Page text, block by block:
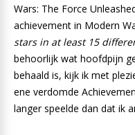
Wars: The Force
achievement in Modern
stars in at least 15
behoorlijk wat hoofdpijn
behaald is, kijk ik met
ene verdomde
langer speelde dan dat ik